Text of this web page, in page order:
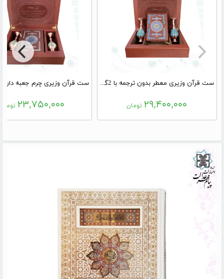
ست قرآن وزیری معطر بدون ترجمه با 2گلدان فیروزه نفیس و کادویی
۲۹,۴۰۰,۰۰۰ تومان ۲۳,۷۵۰,۰۰۰ تومان